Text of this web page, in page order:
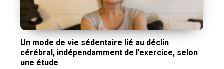
Un mode de vie sédentaire lié au déclin
cérébral, indépendamment de l’exercice, selon
une étude